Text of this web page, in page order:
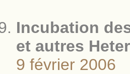
Incubation
et autres
9 février 2006